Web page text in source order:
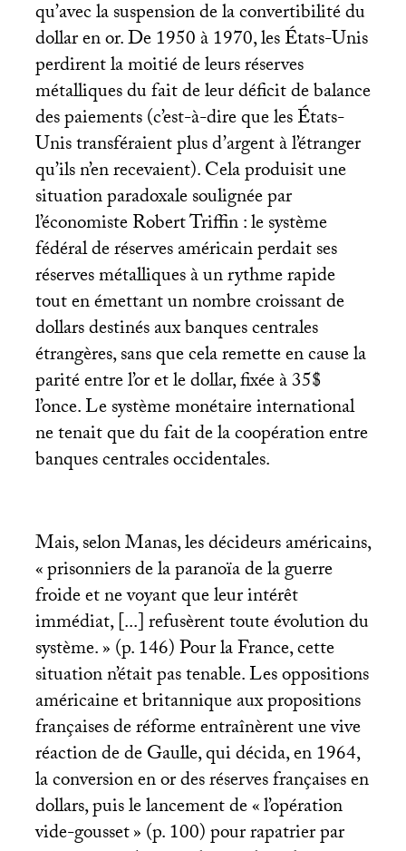
qu’avec la suspension de la convertibilité du
dollar en or. De 1950 à 1970, les États-Unis
perdirent la moitié de leurs réserves
métalliques du fait de leur déficit de balance
des paiements (c’est-à-dire que les États-
Unis transféraient plus d’argent à l’étranger
qu’ils n’en recevaient). Cela produisit une
situation paradoxale soulignée par
l’économiste Robert Triffin : le système
fédéral de réserves américain perdait ses
réserves métalliques à un rythme rapide
tout en émettant un nombre croissant de
dollars destinés aux banques centrales
étrangères, sans que cela remette en cause la
parité entre l’or et le dollar, fixée à 35$
l’once. Le système monétaire international
ne tenait que du fait de la coopération entre
banques centrales occidentales.
Mais, selon Manas, les décideurs américains,
«prisonniers de la paranoïa de la guerre
froide et ne voyant que leur intérêt
immédiat, [...] refusèrent toute évolution du
système.» (p. 146) Pour la France, cette
situation n’était pas tenable. Les oppositions
américaine et britannique aux propositions
françaises de réforme entraînèrent une vive
réaction de de Gaulle, qui décida, en 1964,
la conversion en or des réserves françaises en
dollars, puis le lancement de «l’opération
vide-gousset» (p. 100) pour rapatrier par